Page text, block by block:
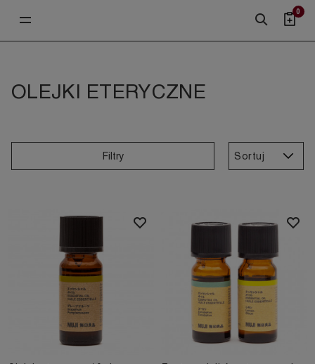
0
OLEJKI ETERYCZNE
Filtry Sortuj